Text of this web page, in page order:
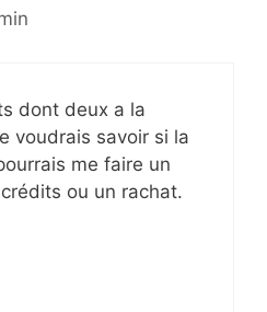
dont deux a la
voudrais savoir si la
me faire un
ou un rachat.